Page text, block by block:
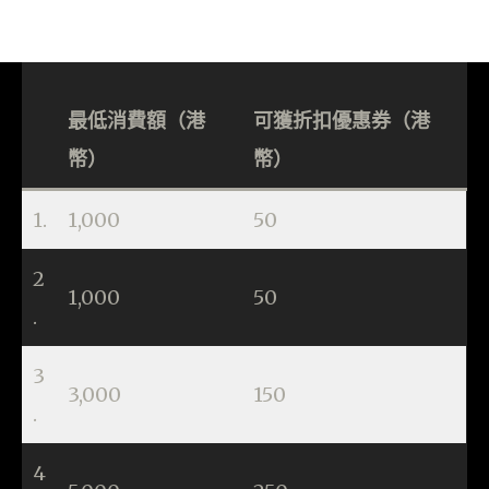
最低消費額（港
幣）
可獲折扣優惠券（港
幣）
1. 1,000 50
2
.
1,000 50
3
.
3,000 150
4